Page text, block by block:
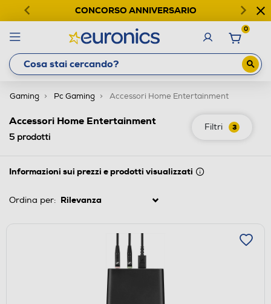
CONCORSO ANNIVERSARIO
0
Gaming Pc Gaming Accessori Home Entertainment
Filtri 3
Accessori Home Entertainment
5 prodotti
Informazioni sui prezzi e prodotti visualizzati
Ordina per: